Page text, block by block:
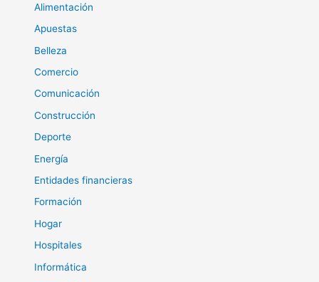
Alimentación
Apuestas
Belleza
Comercio
Comunicación
Construcción
Deporte
Energía
Entidades financieras
Formación
Hogar
Hospitales
Informática